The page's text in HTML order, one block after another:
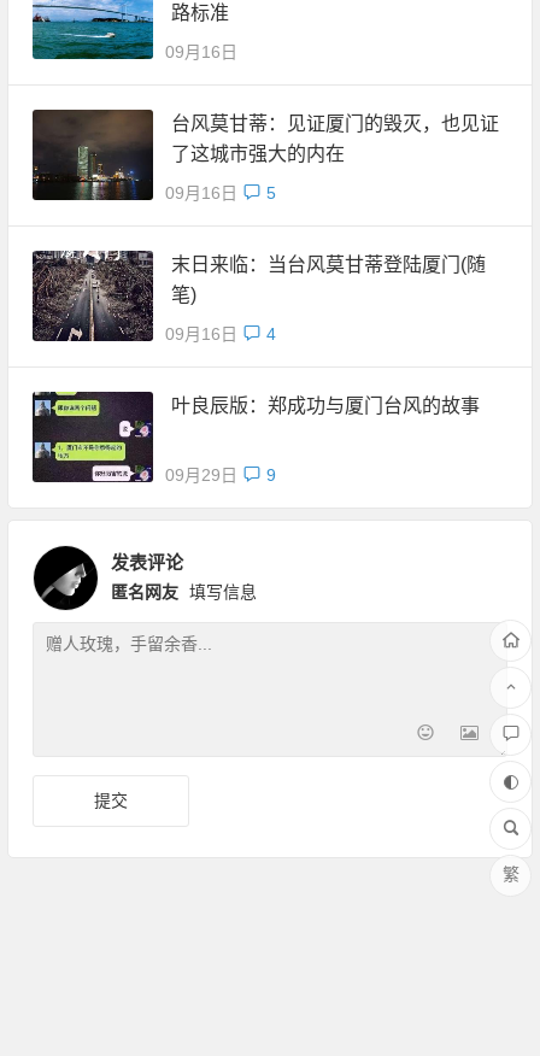
路标准
09月16日
台风莫甘蒂：见证厦门的毁灭，也见证
了这城市强大的内在
09月16日 5
末日来临：当台风莫甘蒂登陆厦门(随
笔)
09月16日 4
叶良辰版：郑成功与厦门台风的故事
09月29日 9
发表评论
匿名网友 填写信息
繁